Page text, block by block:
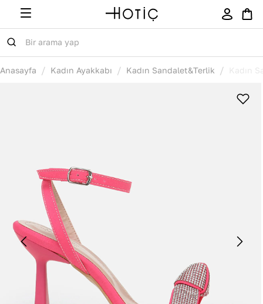
Anasayfa / Kadın Ayakkabı / Kadın Sandalet&Terlik / Kadın